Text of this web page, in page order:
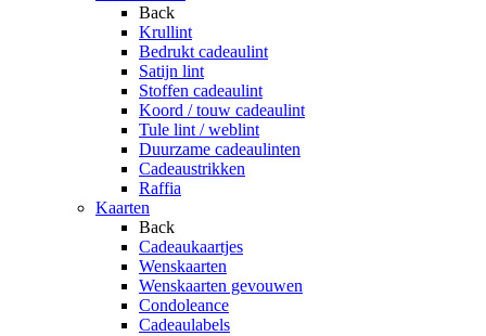
Back
Krullint
Bedrukt cadeaulint
Satijn lint
Stoffen cadeaulint
Koord / touw cadeaulint
Tule lint / weblint
Duurzame cadeaulinten
Cadeaustrikken
Raffia
Kaarten
Back
Cadeaukaartjes
Wenskaarten
Wenskaarten gevouwen
Condoleance
Cadeaulabels